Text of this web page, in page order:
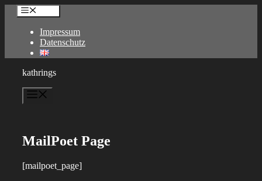
Zum
Inhalt
springen
Impressum
Datenschutz
kathrings
MailPoet Page
[mailpoet_page]